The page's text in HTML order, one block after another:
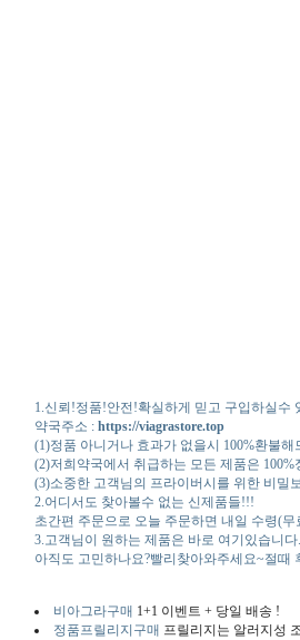
1.신뢰!정품!안전!확실하게 믿고 구입하실수
약국주소 : https://viagrastore.top
(1)정품 아니거나 효과가 없을시 100%환불해
(2)저희약국에서 취급하는 모든 제품은
(3)소중한 고객님의 프라이버시를 위한 비밀
2.어디서도 찾아볼수 없는 신제품들!!!
초간편 주문으로 오늘 주문하면 내일 수령(무
3.고객님이 원하는 제품은 바로 여기있습니다.
아직도 고민하나요?빨리찾아와주세요~절때
비아그라구매 1+1 이벤트 + 당일 배송 !
정품프릴리지구매 프릴리지는 알러지성